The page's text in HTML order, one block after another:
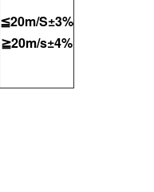
≦20m/S±3%
≧20m/s±4%